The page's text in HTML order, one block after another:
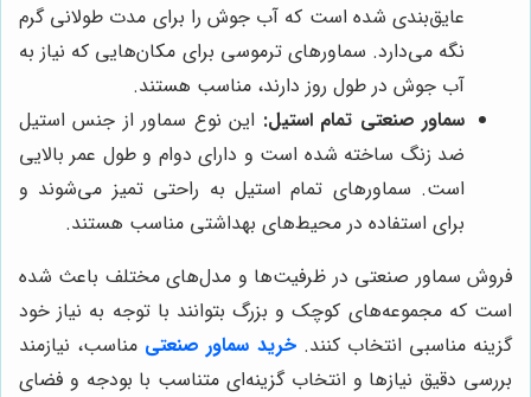
عایق‌بندی شده است که آب جوش را برای مدت طولانی گرم
نگه می‌دارد. سماورهای ترموسی برای مکان‌هایی که نیاز به
آب جوش در طول روز دارند، مناسب هستند.
سماور صنعتی تمام استیل: این نوع سماور از جنس استیل
ضد زنگ ساخته شده است و دارای دوام و طول عمر بالایی
است. سماورهای تمام استیل به راحتی تمیز می‌شوند و
برای استفاده در محیط‌های بهداشتی مناسب هستند.
فروش سماور صنعتی در ظرفیت‌ها و مدل‌های مختلف باعث شده
است که مجموعه‌های کوچک و بزرگ بتوانند با توجه به نیاز خود
گزینه مناسبی انتخاب کنند.خرید سماور صنعتی مناسب، نیازمند
بررسی دقیق نیازها و انتخاب گزینه‌ای متناسب با بودجه و فضای